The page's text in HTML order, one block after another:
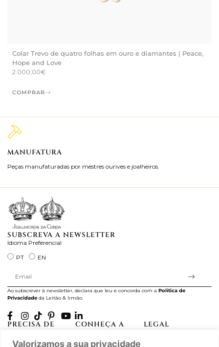
Valorizamos a sua privacidade
Colar Trevo de quatro folhas em ouro e diamantes | Peace,
Hope and Love
2.000,00€
COMPRAR
MANUFATURA
Peças manufaturadas por mestres ourives e joalheiros.
SUBSCREVA A NEWSLETTER
Idioma Preferencial
PT
EN
Ao subscrever à newsletter, declara que leu e concorda com a Política de
Privacidade da Leitão & Irmão.
PRECISA DE
A minha conta
CONHEÇA A
História
LEGAL